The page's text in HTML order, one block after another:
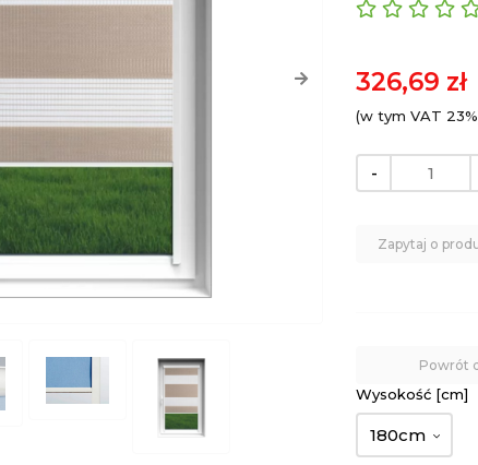
326,69 zł
(w tym VAT
-
Zapytaj o
Powrót
Wysokość [cm]
180cm